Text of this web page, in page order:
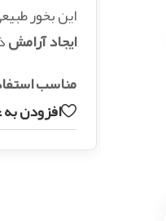
این بخور
ایجاد آرامش
مناسب
افزودن